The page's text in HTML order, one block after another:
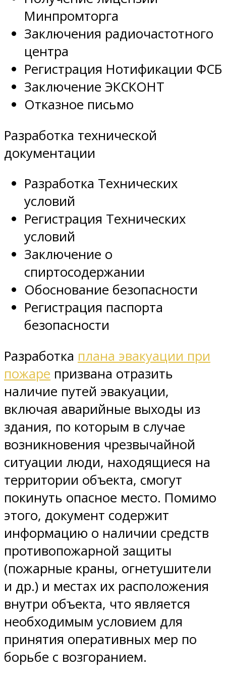
Минпромторга
Заключения радиочастотного
центра
Регистрация Нотификации ФСБ
Заключение ЭКСКОНТ
Отказное письмо
Разработка технической
документации
Разработка Технических
условий
Регистрация Технических
условий
Заключение о
спиртосодержании
Обоснование безопасности
Регистрация паспорта
безопасности
Разработка плана эвакуации при
пожаре призвана отразить
наличие путей эвакуации,
включая аварийные выходы из
здания, по которым в случае
возникновения чрезвычайной
ситуации люди, находящиеся на
территории объекта, смогут
покинуть опасное место. Помимо
этого, документ содержит
информацию о наличии средств
противопожарной защиты
(пожарные краны, огнетушители
и др.) и местах их расположения
внутри объекта, что является
необходимым условием для
принятия оперативных мер по
борьбе с возгоранием.